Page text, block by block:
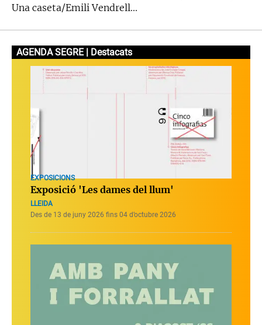
Una caseta/Emili Vendrell...
AGENDA SEGRE | Destacats
EXPOSICIONS
Exposició 'Les dames del llum'
LLEIDA
Des de 13 de juny 2026 fins 04 d’octubre 2026